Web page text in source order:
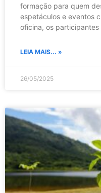
formação para quem
espetáculos e eventos
oficina, os
LEIA MAIS... »
26/05/2025